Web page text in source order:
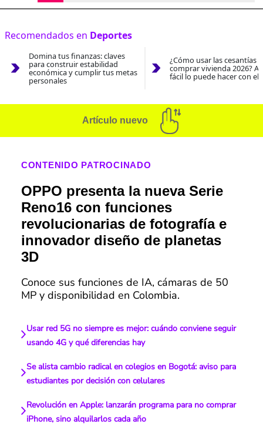
Recomendados en Deportes
Domina tus finanzas: claves
para construir estabilidad
económica y cumplir tus metas
personales
¿Cómo usar las cesantías
comprar vivienda 2026?
fácil lo puede hacer con el
Artículo nuevo
CONTENIDO PATROCINADO
OPPO presenta la nueva Serie
Reno16 con funciones
revolucionarias de fotografía e
innovador diseño de planetas
3D
Conoce sus funciones de IA, cámaras de 50
MP y disponibilidad en Colombia.
Usar red 5G no siempre es mejor: cuándo conviene seguir
usando 4G y qué diferencias hay
Se alista cambio radical en colegios en Bogotá: aviso para
estudiantes por decisión con celulares
Revolución en Apple: lanzarán programa para no comprar
iPhone, sino alquilarlos cada año